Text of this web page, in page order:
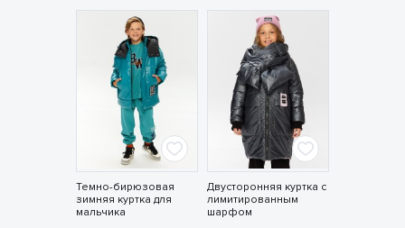
Темно-бирюзовая
зимняя куртка для
мальчика
Двусторонняя куртка с
лимитированным
шарфом